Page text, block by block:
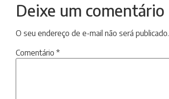
Deixe um comentário
O seu endereço de e-mail não será publicado.
Comentário *